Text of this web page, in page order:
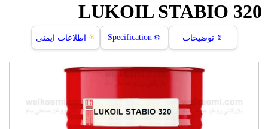
LUKOIL STABIO 320
📄 توضیحات ⚙️
Specification
⚠️ اطلاعات ایمنی